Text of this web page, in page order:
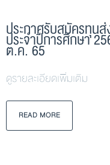
ประกาศรับสมัครทุน
ประจำปีการศึกษา
ต.ค. 65
ดูรายละเอียดเพิ่มเติม
READ MORE